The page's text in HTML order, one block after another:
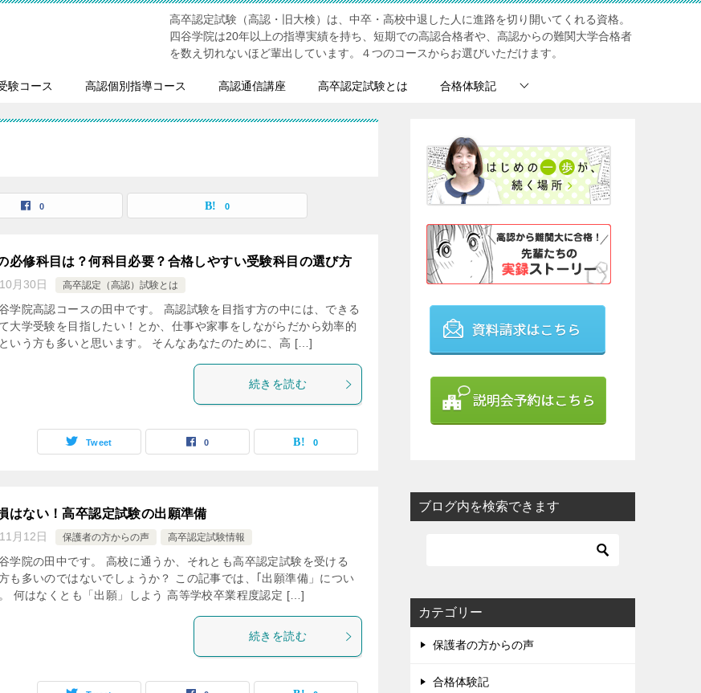
高卒認定試験（高認・旧大検）は、中卒・高校中退した人に進路を切り開いてくれる資格。
四谷学院は20年以上の指導実績を持ち、短期での高認合格者や、高認からの難関大学合格者
を数え切れないほど輩出しています。４つのコースからお選びいただけます。
験コース 高認個別指導コース 高認通信講座 高卒認定試験とは 合格体験記
0 0
必修科目は？何科目必要？合格しやすい受験科目の選び方
月30日 高卒認定（高認）試験とは
学院高認コースの田中です。 高認試験を目指す方の中には、できる
大学受験を目指したい！とか、仕事や家事をしながらだから効率的
いう方も多いと思います。 そんなあなたのために、高 […]
続きを読む
Tweet 0 0
はない！高卒認定試験の出願準備
月12日 保護者の方からの声 高卒認定試験情報
学院の田中です。 高校に通うか、それとも高卒認定試験を受ける
も多いのではないでしょうか？ この記事では、｢出願準備」につい
何はなくとも「出願」しよう 高等学校卒業程度認定 […]
続きを読む
ブログ内を検索できます
カテゴリー
保護者の方からの声
合格体験記